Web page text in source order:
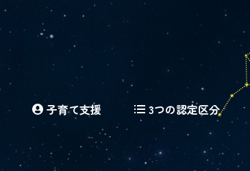
子育て支援 3つの認定区分